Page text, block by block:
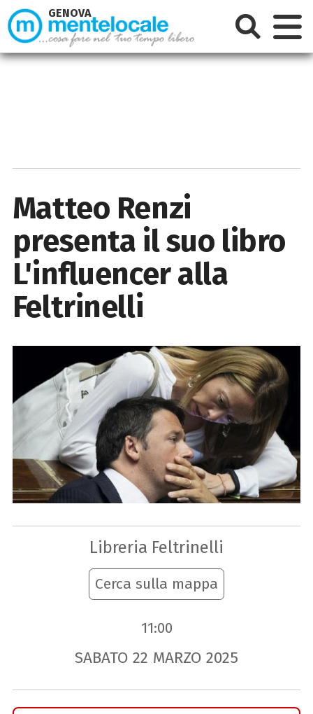
Matteo Renzi
presenta il suo libro
L'influencer alla
Feltrinelli
Libreria Feltrinelli
Cerca sulla mappa
11:00
SABATO 22 MARZO 2025
GENOVA